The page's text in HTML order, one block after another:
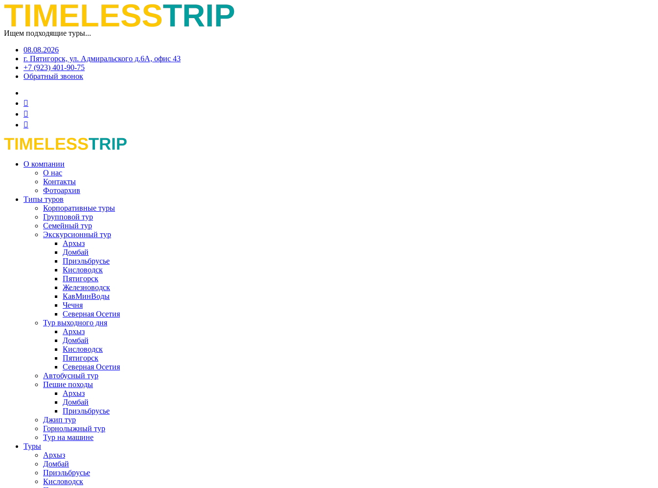
Ищем подходящие туры...
08.08.2026
г. Пятигорск, ул. Адмиральского д.6А, офис 43
+7 (923) 401-90-75
Обратный звонок
О компании
О нас
Контакты
Фотоархив
Типы туров
Корпоративные туры
Групповой тур
Семейный тур
Экскурсионный тур
Архыз
Домбай
Приэльбрусье
Кисловодск
Пятигорск
Железноводск
КавМинВоды
Чечня
Северная Осетия
Тур выходного дня
Архыз
Домбай
Кисловодск
Пятигорск
Северная Осетия
Автобусный тур
Пешие походы
Архыз
Домбай
Приэльбрусье
Джип тур
Горнолыжный тур
Тур на машине
Туры
Архыз
Домбай
Приэльбрусье
Кисловодск